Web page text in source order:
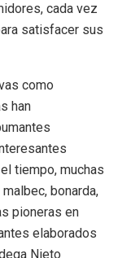
cada vez
satisfacer sus
como
han
tiempo, muchas
bonarda,
pioneras en
elaborados
Nieto